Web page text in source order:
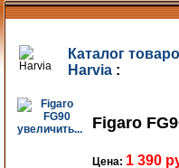
Каталог
Harvia :
увеличить... Figaro
Цена: 1 390